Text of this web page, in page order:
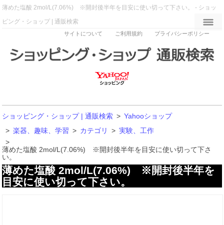
薄めた塩酸 2mol/L(7.06%) ※開封後半年を目安に使い切って下さい。 - ショッ
ピング・ショップ | 通販検索
サイトについて ご利用規約 プライバシーポリシー
ショッピング・ショップ | 通販検索 > Yahooショップ
> 楽器、趣味、学習 > カテゴリ > 実験、工作
>
薄めた塩酸 2mol/L(7.06%) ※開封後半年を目安に使い切って下さ
い。
薄めた塩酸 2mol/L(7.06%) ※開封後半年を
目安に使い切って下さい。